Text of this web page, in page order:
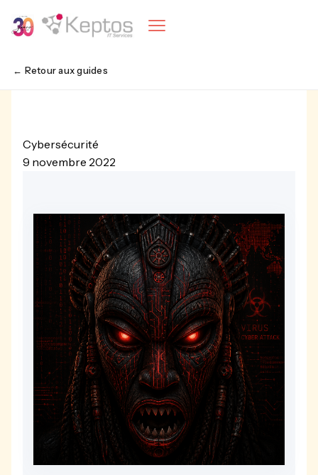
← Retour aux guides
Cybersécurité
9 novembre 2022